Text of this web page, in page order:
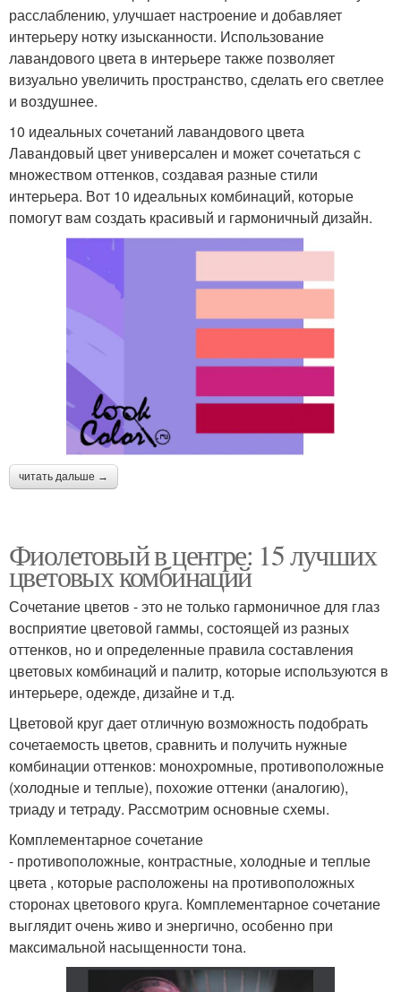
расслаблению, улучшает настроение и добавляет
интерьеру нотку изысканности. Использование
лавандового цвета в интерьере также позволяет
визуально увеличить пространство, сделать его светлее
и воздушнее.
10 идеальных сочетаний лавандового цвета
Лавандовый цвет универсален и может сочетаться с
множеством оттенков, создавая разные стили
интерьера. Вот 10 идеальных комбинаций, которые
помогут вам создать красивый и гармоничный дизайн.
читать дальше →
Фиолетовый в центре: 15 лучших
цветовых комбинаций
Сочетание цветов - это не только гармоничное для глаз
восприятие цветовой гаммы, состоящей из разных
оттенков, но и определенные правила составления
цветовых комбинаций и палитр, которые используются в
интерьере, одежде, дизайне и т.д.
Цветовой круг дает отличную возможность подобрать
сочетаемость цветов, сравнить и получить нужные
комбинации оттенков: монохромные, противоположные
(холодные и теплые), похожие оттенки (аналогию),
триаду и тетраду. Рассмотрим основные схемы.
Комплементарное сочетание
- противоположные, контрастные, холодные и теплые
цвета , которые расположены на противоположных
сторонах цветового круга. Комплементарное сочетание
выглядит очень живо и энергично, особенно при
максимальной насыщенности тона.